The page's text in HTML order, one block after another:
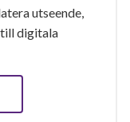
utseende,
digitala